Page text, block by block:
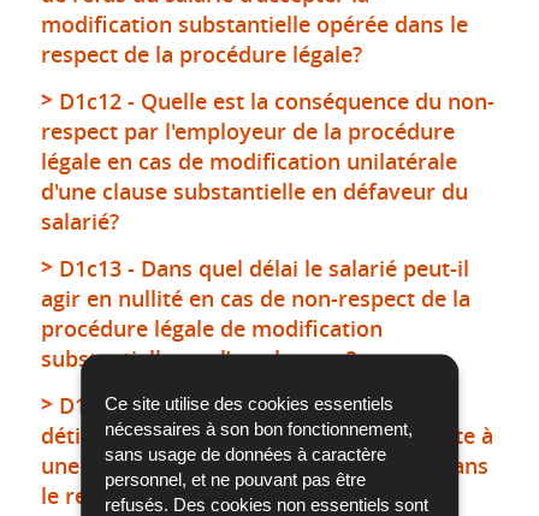
Ce site utilise des cookies essentiels
nécessaires à son bon fonctionnement,
sans usage de données à caractère
personnel, et ne pouvant pas être
refusés. Des cookies non essentiels sont
modification substantielle opérée dans le
respect de la procédure légale?
D1c12 - Quelle est la conséquence du non-
respect par l'employeur de la procédure
légale en cas de modification unilatérale
d'une clause substantielle en défaveur du
salarié?
D1c13 - Dans quel délai le salarié peut-il
agir en nullité en cas de non-respect de la
procédure légale de modification
substantielle par l’employeur ?
D1c14 - Quel est le délai d’action que
détient le salarié pour agir en justice suite à
une modification substantielle opérée dans
le respect de la procédure légale ?